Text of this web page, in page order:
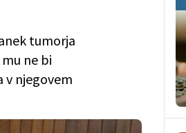
tumorja
ne bi
v njegovem